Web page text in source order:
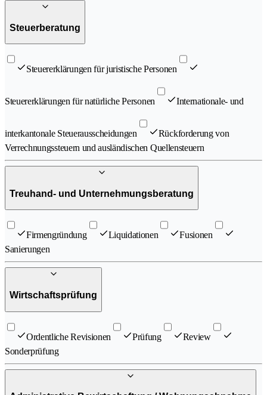
Steuerberatung
Steuererklärungen für juristische Personen
Steuererklärungen für natürliche Personen Internationale- und
interkantonale Steuerausscheidungen
Rückforderung von
Verrechnungssteuern und ausländischen Quellensteuern
Treuhand- und Unternehmungsberatung
Firmengründung Liquidationen
Fusionen
Sanierungen
Wirtschaftsprüfung
Ordentliche Revisionen Prüfung
Review
Sonderprüfung